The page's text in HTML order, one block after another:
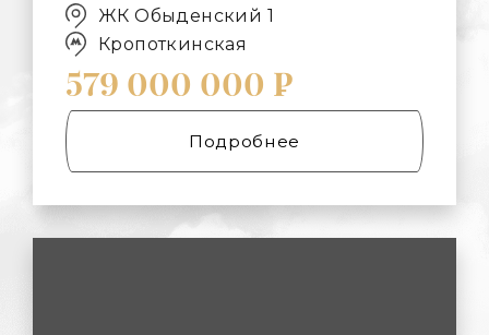
ЖК Обыденский 1
Кропоткинская
579 000 000 ₽
Подробнее